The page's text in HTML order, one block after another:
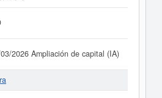
2026 Ampliación de capital (IA)